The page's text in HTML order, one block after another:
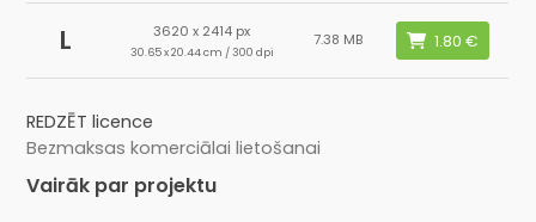
L 3620 x 2414 px
30.65 x 20.44 cm / 300 dpi
7.38 MB
REDZĒT licence
Bezmaksas komerciālai lietošanai
Vairāk par projektu